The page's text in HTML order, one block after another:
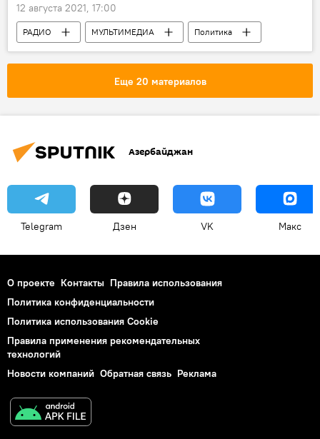
12 августа 2021, 17:00
РАДИО МУЛЬТИМЕДИА
Политика
Азербайджан
Новости
Еще 20 материалов
Азербайджан
Telegram Дзен VK Макс
О проекте Контакты Правила использования
Политика конфиденциальности
Политика использования Cookie
Правила применения рекомендательных
технологий
Новости компаний Обратная связь Реклама